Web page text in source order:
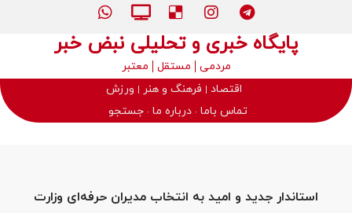
پایگاه خبری و تحلیلی نبض خبر
مردمی مستقل
معتبر
اقتصاد
فرهنگ و هنر
ورزش
تماس باما درباره ما جستجو
استاندار جدید و امید به انتخاب مدیران حرفه‌ای وزارت